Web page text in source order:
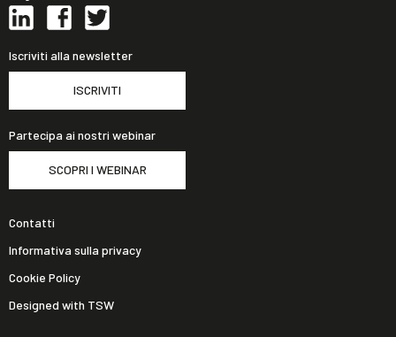
Iscriviti alla newsletter
ISCRIVITI
Partecipa ai nostri webinar
SCOPRI I WEBINAR
Contatti
Informativa sulla privacy
Cookie Policy
Designed with TSW